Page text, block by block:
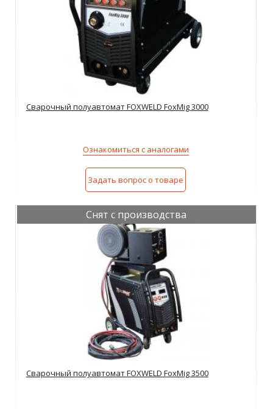
Сварочный полуавтомат FOXWELD FoxMig 3000
Ознакомиться с аналогами
Задать вопрос о товаре
Снят с производства
Сварочный полуавтомат FOXWELD FoxMig 3500